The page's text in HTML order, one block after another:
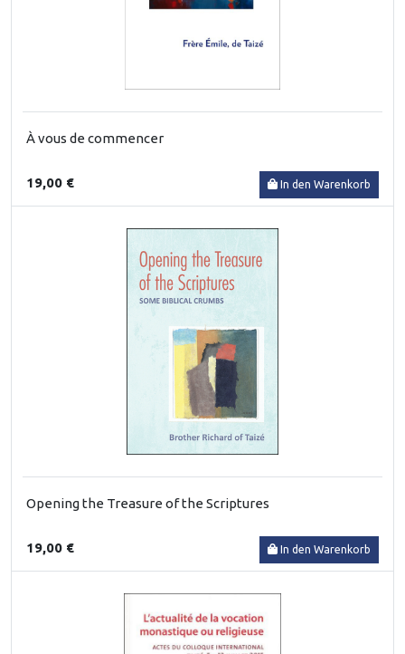
À vous de commencer
19,00 € In den Warenkorb
Opening the Treasure of the Scriptures
19,00 € In den Warenkorb